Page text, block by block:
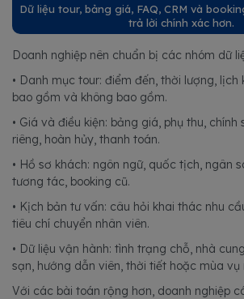
Dữ liệu tour, bảng giá, FAQ, CRM và
trả lời chính xác hơn.
Doanh nghiệp nên chuẩn bị các nhóm dữ
• Danh mục tour: điểm đến, thời lượng, lịch
bao gồm và không bao gồm.
• Giá và điều kiện: bảng giá, phụ thu, chính
riêng, hoàn hủy, thanh toán.
• Hồ sơ khách: ngôn ngữ, quốc tịch, ngân
tương tác, booking cũ.
• Kịch bản tư vấn: câu hỏi khai thác nhu
tiêu chí chuyển nhân viên.
• Dữ liệu vận hành: tình trạng chỗ, nhà
sạn, hướng dẫn viên, thời tiết hoặc mùa vụ
Với các bài toán rộng hơn, doanh nghiệp